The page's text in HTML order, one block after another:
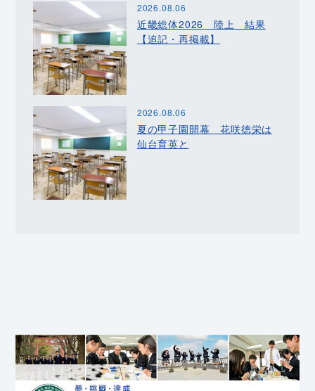
2026.08.06
近畿総体2026 陸上 結果
【追記・再掲載】
2026.08.06
夏の甲子園開幕 花咲徳栄は
仙台育英と